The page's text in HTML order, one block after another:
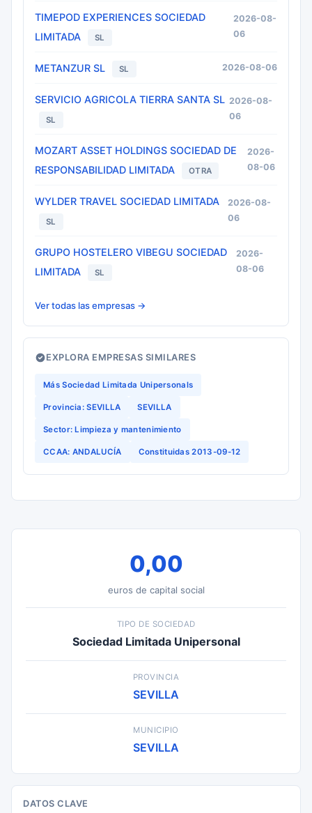
TIMEPOD EXPERIENCES SOCIEDAD
LIMITADA
SL
2026-08-
06
METANZUR SL SL 2026-08-06
SERVICIO AGRICOLA TIERRA SANTA SL
SL
2026-08-
06
MOZART ASSET HOLDINGS SOCIEDAD DE
RESPONSABILIDAD LIMITADA
OTRA
2026-
08-06
WYLDER TRAVEL SOCIEDAD LIMITADA
SL
2026-08-
06
GRUPO HOSTELERO VIBEGU SOCIEDAD
LIMITADA
SL
2026-
08-06
Ver todas las empresas →
EXPLORA EMPRESAS SIMILARES
Más Sociedad Limitada Unipersonals
Provincia: SEVILLA SEVILLA
Sector: Limpieza y mantenimiento
CCAA: ANDALUCÍA Constituidas 2013-09-12
0,00
euros de capital social
TIPO DE SOCIEDAD
Sociedad Limitada Unipersonal
PROVINCIA
SEVILLA
MUNICIPIO
SEVILLA
DATOS CLAVE